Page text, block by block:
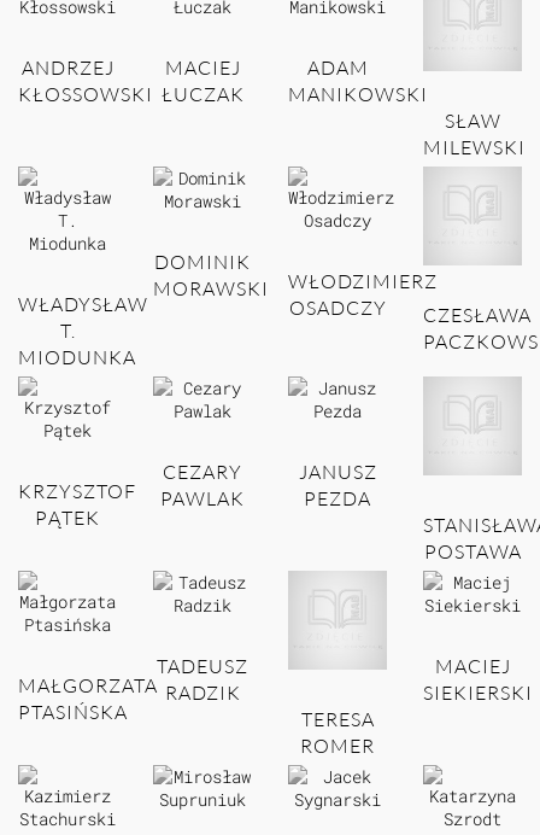
ANDRZEJ
KŁOSSOWSKI
MACIEJ
ŁUCZAK
ADAM
MANIKOWSKI
SŁAW
MILEWSKI
WŁADYSŁAW
T.
MIODUNKA
DOMINIK
MORAWSKI
WŁODZIMIERZ
OSADCZY
CZESŁAWA
KRZYSZTOF
PĄTEK
CEZARY
PAWLAK
JANUSZ
PEZDA
POSTAWA
MAŁGORZATA
PTASIŃSKA
TADEUSZ
RADZIK
TERESA
ROMER
MACIEJ
SIEKIERSKI